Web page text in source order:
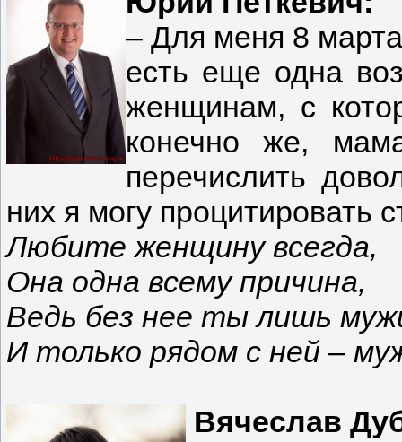
– Для меня 8
есть еще одна
женщинам, с
конечно же,
перечислить
них я могу процитировать
Любите женщину всегда,
Она одна всему причина,
Ведь без нее ты лишь
И только рядом с ней –
Вячеслав